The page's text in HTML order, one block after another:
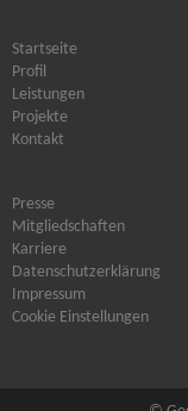
Startseite
Profil
Leistungen
Projekte
Kontakt
Presse
Mitgliedschaften
Karriere
Datenschutzerklärung
Impressum
Cookie Einstellungen